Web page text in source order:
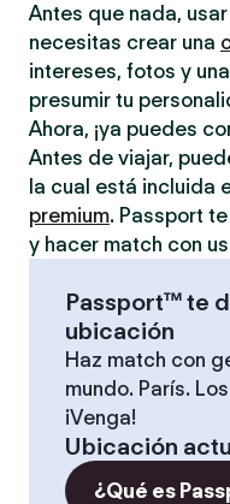
Antes que nada,
necesitas crear una
intereses, fotos y
presumir tu
Ahora, ¡ya puedes
Antes de viajar,
la cual está incluida
premium. Passport
y hacer match con
Passport™ te
ubicación
Haz match con
mundo. París.
¡Venga!
Ubicación
¿Qué es